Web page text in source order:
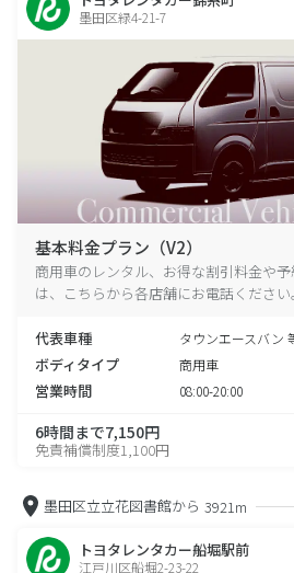
墨田区緑4-21-7
基本料金プラン（V2）
商用車のレンタル、お得な割引料金や
は、こちらから各店舗にお電話ください。
代表車種 タウンエースバン
ボディタイプ 商用車
営業時間 08:00-20:00
6時間まで7,150円
免責補償制度1,100円
墨田区立立花図書館から 3921m
トヨタレンタカー船堀駅前
江戸川区船堀2-23-22